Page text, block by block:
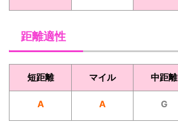
距離適性
短距離 マイル 中距離
A A G